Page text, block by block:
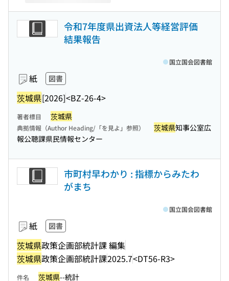
令和7年度県出資法人等経営評価
結果報告
紙 図書
茨城県[2026]<BZ-26-4>
国立国会図書館
著者標目 茨城県
典拠情報（Author Heading/「を見よ」参照） 茨城県知事公室広
報公聴課県民情報センター
市町村早わかり : 指標からみたわ
がまち
紙 図書
茨城県政策企画部統計課 編集
茨城県政策企画部統計課2025.7<DT56-R3>
国立国会図書館
件名 茨城県--統計